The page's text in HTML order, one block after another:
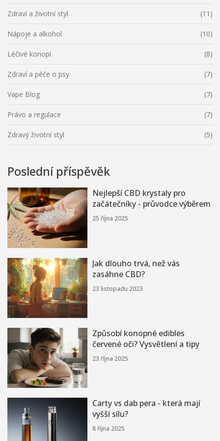
Zdraví a životní styl (11)
Nápoje a alkohol (10)
Léčivé konopí (8)
Zdraví a péče o psy (7)
Vape Blog (7)
Právo a regulace (7)
Zdravý životní styl (5)
Poslední příspěvěk
Nejlepší CBD krystaly pro
začátečníky - průvodce výběrem
25 října 2025
Jak dlouho trvá, než vás
zasáhne CBD?
23 listopadu 2023
Způsobí konopné edibles
červené oči? Vysvětlení a tipy
23 října 2025
Carty vs dab pera - která mají
vyšší sílu?
8 října 2025